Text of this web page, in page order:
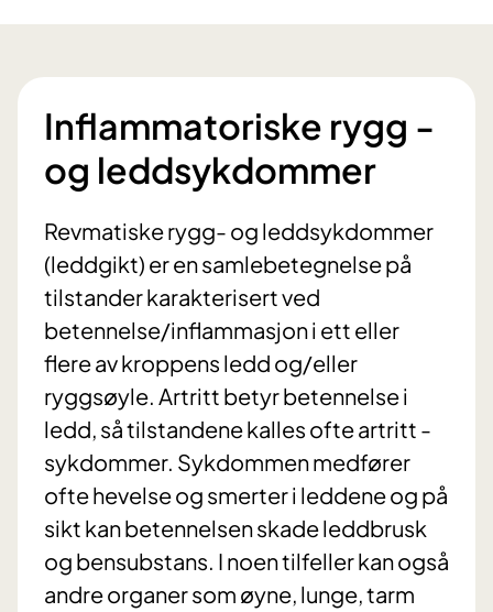
Inflammatoriske rygg -
og leddsykdommer
Revmatiske rygg- og leddsykdommer
(leddgikt) er en samlebetegnelse på
tilstander karakterisert ved
betennelse/inflammasjon i ett eller
flere av kroppens ledd og/eller
ryggsøyle. Artritt betyr betennelse i
ledd, så tilstandene kalles ofte artritt -
sykdommer. Sykdommen medfører
ofte hevelse og smerter i leddene og på
sikt kan betennelsen skade leddbrusk
og bensubstans. I noen tilfeller kan også
andre organer som øyne, lunge, tarm